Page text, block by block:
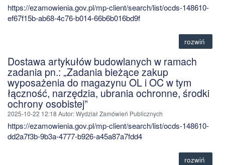
https://ezamowienia.gov.pl/mp-client/search/list/ocds-148610-
ef67f15b-ab68-4c76-b014-66b6b016bd9f
rozwiń
Dostawa artykułów budowlanych w ramach
zadania pn.: „Zadania bieżące zakup
wyposażenia do magazynu OL i OC w tym
łączność, narzędzia, ubrania ochronne, środki
ochrony osobistej”
2025-10-22 12:18 Autor: Wydział Zamówień Publicznych
https://ezamowienia.gov.pl/mp-client/search/list/ocds-148610-
dd2a7f3b-9b3a-4777-b926-a45a87a7fdd4
rozwiń